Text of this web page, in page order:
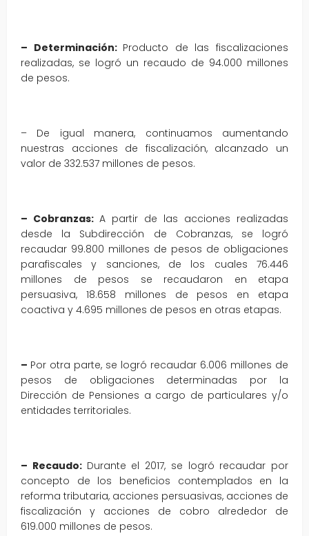
– Determinación: Producto de las fiscalizaciones
realizadas, se logró un recaudo de 94.000 millones
de pesos.
– De igual manera, continuamos aumentando
nuestras acciones de fiscalización, alcanzado un
valor de 332.537 millones de pesos.
– Cobranzas: A partir de las acciones realizadas
desde la Subdirección de Cobranzas, se logró
recaudar 99.800 millones de pesos de obligaciones
parafiscales y sanciones, de los cuales 76.446
millones de pesos se recaudaron en etapa
persuasiva, 18.658 millones de pesos en etapa
coactiva y 4.695 millones de pesos en otras etapas.
– Por otra parte, se logró recaudar 6.006 millones de
pesos de obligaciones determinadas por la
Dirección de Pensiones a cargo de particulares y/o
entidades territoriales.
– Recaudo: Durante el 2017, se logró recaudar por
concepto de los beneficios contemplados en la
reforma tributaria, acciones persuasivas, acciones de
fiscalización y acciones de cobro alrededor de
619.000 millones de pesos.